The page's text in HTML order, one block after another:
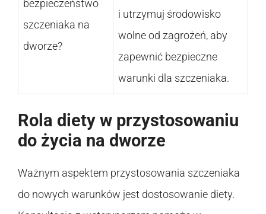
bezpieczeństwo
szczeniaka na
dworze?
i utrzymuj środowisko
wolne od zagrożeń, aby
zapewnić bezpieczne
warunki dla szczeniaka.
Rola diety w przystosowaniu
do życia na dworze
Ważnym aspektem przystosowania szczeniaka
do nowych warunków jest dostosowanie diety.